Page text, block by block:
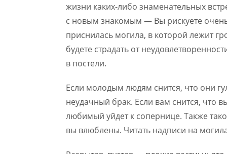
жизни каких-либо знаменательных
с новым знакомым — Вы рискуете
приснилась могила, в которой лежит
будете страдать от
в постели.
Если молодым людям снится, что они
неудачный брак. Если вам снится, что
любимый уйдет к сопернице. Также
вы влюблены. Читать надписи на